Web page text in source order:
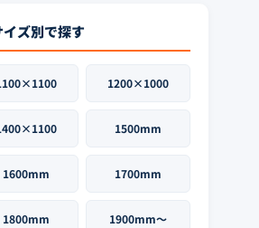
イズ別で探す
1200×1000
1500mm
1600mm 1700mm
1800mm 1900mm〜